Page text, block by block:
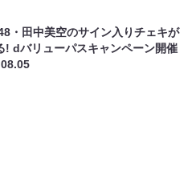
・田中美空のサイン入りチェキが
! dバリューパスキャンペーン開催